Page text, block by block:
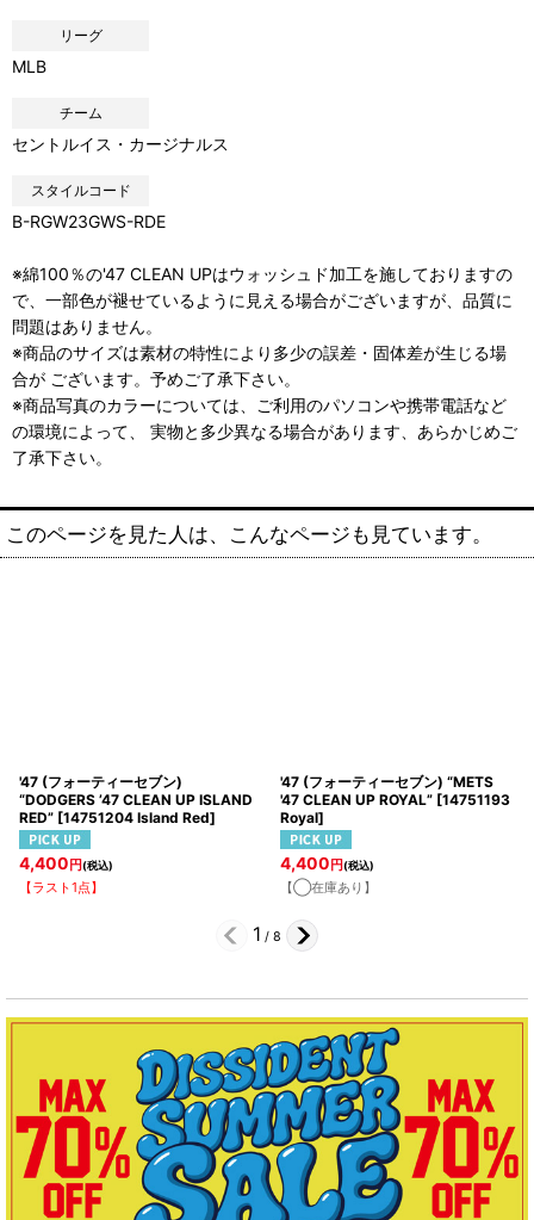
リーグ
MLB
チーム
セントルイス・カージナルス
スタイルコード
B-RGW23GWS-RDE
※綿100％の'47 CLEAN UPはウォッシュド加工を施しておりますの
で、一部色が褪せているように見える場合がございますが、品質に
問題はありません。
※商品のサイズは素材の特性により多少の誤差・固体差が生じる場
合が ございます。予めご了承下さい。
※商品写真のカラーについては、ご利用のパソコンや携帯電話など
の環境によって、 実物と多少異なる場合があります、あらかじめご
了承下さい。
このページを見た人は、こんなページも見ています。
'47 (フォーティーセブン)
“DODGERS ’47 CLEAN UP ISLAND
RED” [14751204 Island Red]
4,400 円(税込)
【ラスト1点】
'47 (フォーティーセブン) “METS
'47 CLEAN UP ROYAL” [14751193
Royal]
4,400 円(税込)
【◯在庫あり】
1 / 8